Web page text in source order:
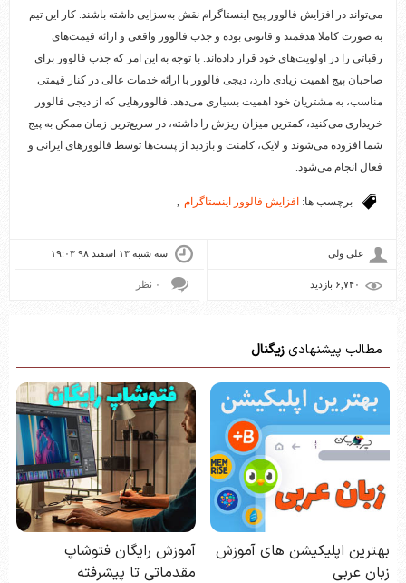
می‌تواند در افزایش فالوور پیج اینستاگرام نقش به‌سزایی داشته باشند. کار این تیم
به صورت کاملا هدفمند و قانونی بوده و جذب فالوور واقعی و ارائه قیمت‌های
رقباتی را در اولویت‌های خود قرار داده‌اند. با توجه به این امر که جذب فالوور برای
صاحبان پیج اهمیت زیادی دارد، دیجی فالوور با ارائه خدمات عالی در کنار قیمتی
مناسب، به مشتریان خود اهمیت بسیاری می‌دهد. فالوورهایی که از دیجی فالوور
خریداری می‌کنید، کمترین میزان ریزش را داشته، در سریع‌ترین زمان ممکن به پیج
شما افزوده می‌شوند و لایک، کامنت و بازدید از پست‌ها توسط فالوورهای ایرانی و
فعال انجام می‌شود.
برچسب ها:افزایش فالوور اینستاگرام ,
علی ولی سه شنبه ۱۳ اسفند ۹۸ ۱۹:۰۳
۶,۷۴۰ بازديد